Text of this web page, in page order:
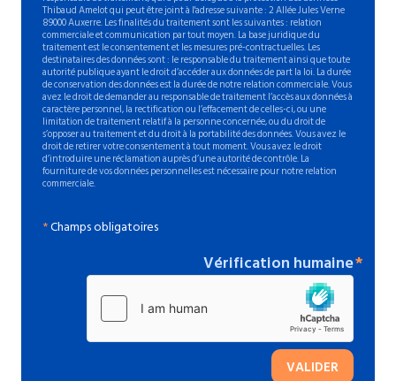
Thibaud Amelot qui peut être joint à l'adresse suivante : 2 Allée Jules Verne
89000 Auxerre. Les finalités du traitement sont les suivantes : relation
commerciale et communication par tout moyen. La base juridique du
traitement est le consentement et les mesures pré-contractuelles. Les
destinataires des données sont : le responsable du traitement ainsi que toute
autorité publique ayant le droit d’accéder aux données de part la loi. La durée
de conservation des données est la durée de notre relation commerciale. Vous
avez le droit de demander au responsable de traitement l’accès aux données à
caractère personnel, la rectification ou l’effacement de celles-ci, ou une
limitation de traitement relatif à la personne concernée, ou du droit de
s’opposer au traitement et du droit à la portabilité des données. Vous avez le
droit de retirer votre consentement à tout moment. Vous avez le droit
d’introduire une réclamation auprès d’une autorité de contrôle. La
fourniture de vos données personnelles est nécessaire pour notre relation
commerciale.
*Champs obligatoires
Vérification humaine
VALIDER